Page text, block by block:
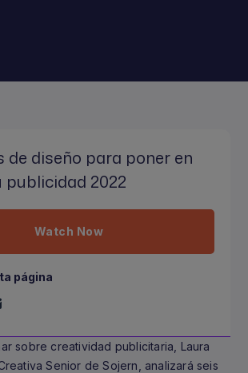
sobre creatividad publicitaria, Laura
Senior de Sojern, analizará seis
de diseño para poner en
2022
Watch Now
página